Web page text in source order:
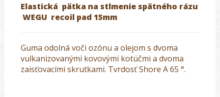
Elastická pätka na stlmenie spätného rázu
WEGU recoil pad 15mm
Guma odolná voči ozónu a olejom s dvoma
vulkanizovanými kovovými kotúčmi a dvoma
zaisťovacími skrutkami. Tvrdosť Shore A 65 °.